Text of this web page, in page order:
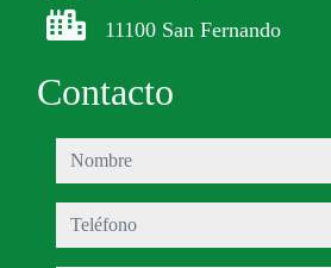
11100 San Fernando
Contacto
nombre
teléfono